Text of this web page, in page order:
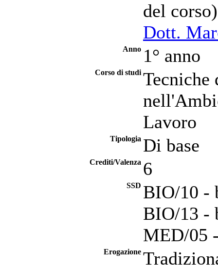
del corso)
Dott.
Anno 1° anno
Corso di studi Tecniche
Lavoro
Tipologia Di base
Crediti/Valenza 6
SSD BIO/10 -
BIO/13 -
MED/05
Erogazione